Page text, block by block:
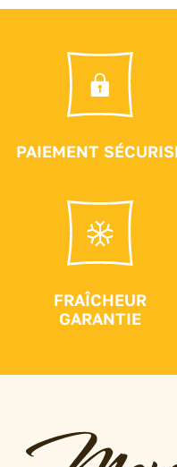
PAIEMENT
FRAÎCHEUR
GARANTIE